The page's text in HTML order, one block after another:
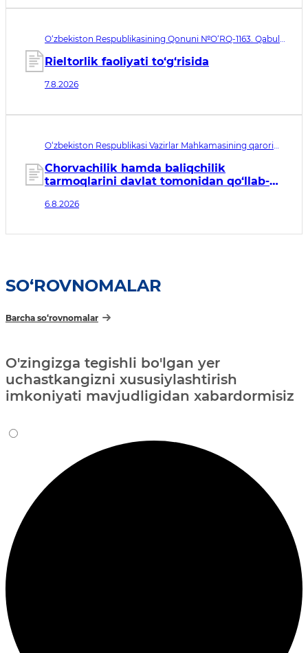
O‘zbekiston Respublikasining Qonuni №O‘RQ-1163. Qabul
Rieltorlik faoliyati to‘g‘risida
7.8.2026
O‘zbekiston Respublikasi Vazirlar Mahkamasining qarori
sanasi 07.08.2026
Chorvachilik hamda baliqchilik
tarmoqlarini davlat tomonidan qo‘llab-
tadbirlari to‘g‘risida
6.8.2026
SO‘ROVNOMALAR
Barcha so‘rovnomalar
O'zingizga tegishli bo'lgan yer
uchastkangizni xususiylashtirish
imkoniyati mavjudligidan xabardormisiz